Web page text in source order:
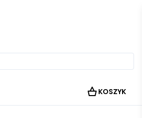
KOSZYK